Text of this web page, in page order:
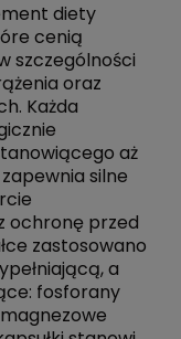
diety
cenią
szczególności
oraz
Każda
aż
silne
ochronę przed
zastosowano
a
fosforany